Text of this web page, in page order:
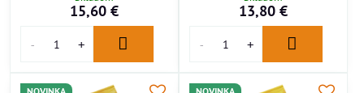
15,60 € 13,80 €